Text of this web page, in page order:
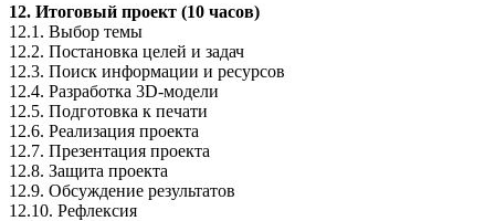
12. Итоговый проект (10 часов)
12.1. Выбор темы
12.2. Постановка целей и задач
12.3. Поиск информации и ресурсов
12.4. Разработка 3D-модели
12.5. Подготовка к печати
12.6. Реализация проекта
12.7. Презентация проекта
12.8. Защита проекта
12.9. Обсуждение результатов
12.10. Рефлексия